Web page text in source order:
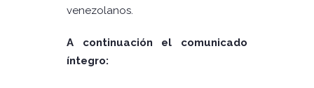
venezolanos.
A continuación el comunicado
íntegro: